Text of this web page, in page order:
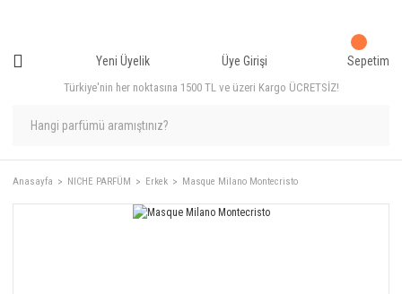
Türkiye'nin her noktasına 1500 TL ve üzeri Kargo ÜCRETSİZ!
Yeni Üyelik Üye Girişi Sepetim
Anasayfa NICHE PARFÜM Erkek Masque Milano Montecristo